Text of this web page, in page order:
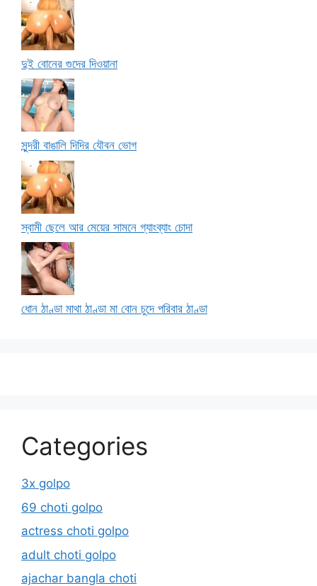
দুই বোনের গুদের দিওয়ানা
সুন্দরী বাঙালি দিদির যৌবন ভোগ
স্বামী ছেলে আর মেয়ের সামনে গ্যাংব্যাং চোদা
ধোন ঠাণ্ডা মাথা ঠাণ্ডা মা বোন চুদে পরিবার ঠাণ্ডা
Categories
3x golpo
69 choti golpo
actress choti golpo
adult choti golpo
ajachar bangla choti